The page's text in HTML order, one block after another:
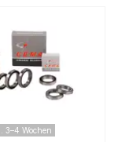
3–4 Wochen